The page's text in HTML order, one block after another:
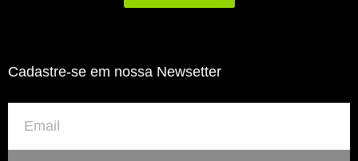
Cadastre-se em nossa Newsetter